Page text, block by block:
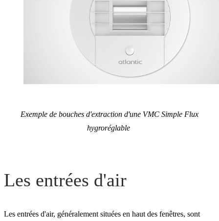
Exemple de bouches d'extraction d'une VMC Simple Flux
hygroréglable
Les entrées d'air
Les entrées d'air, généralement situées en haut des fenêtres, sont